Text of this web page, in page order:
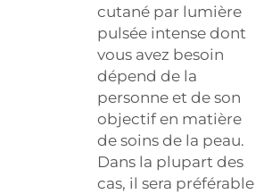
cutané par lumière
pulsée intense dont
vous avez besoin
dépend de la
personne et de son
objectif en matière
de soins de la peau.
Dans la plupart des
cas, il sera préférable